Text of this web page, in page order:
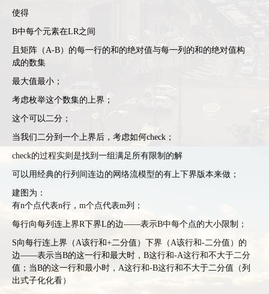
使得
B中每个元素在LR之间
且矩阵（A-B）的每一行的和的绝对值与每一列的和的绝对值构
成的数集
最大值最小；
考虑枚举这个数集的上界；
这个可以二分；
当我们二分到一个上界后，考虑如何check；
check的过程实则是找到一组满足所有限制的解
可以用经典的行列间连边的网络流模型的有上下界版本来做；
建图为：
有n个点代表n行，m个点代表m列；
每行向每列连上界R下界L的边——表示B中每个点的大小限制；
S向每行连上界（A该行和+二分值）下界（A该行和-二分值）的
边——表示当B的这一行和最大时，B这行和-A这行和不大于二分
值；当B的这一行和最小时，A这行和-B这行和不大于二分值（列
出式子化化看）